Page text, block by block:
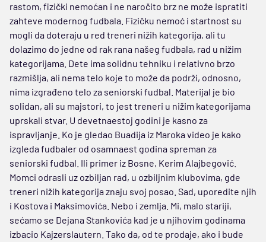
rastom, fizički nemoćan i ne naročito brz ne može ispratiti
zahteve modernog fudbala. Fizičku nemoć i startnost su
mogli da doteraju u red treneri nižih kategorija, ali tu
dolazimo do jedne od rak rana našeg fudbala, rad u nižim
kategorijama. Dete ima solidnu tehniku i relativno brzo
razmišlja, ali nema telo koje to može da podrži, odnosno,
nima izgrađeno telo za seniorski fudbal. Materijal je bio
solidan, ali su majstori, to jest treneri u nižim kategorijama
uprskali stvar. U devetnaestoj godini je kasno za
ispravljanje. Ko je gledao Buadija iz Maroka video je kako
izgleda fudbaler od osamnaest godina spreman za
seniorski fudbal. Ili primer iz Bosne, Kerim Alajbegović.
Momci odrasli uz ozbiljan rad, u ozbiljnim klubovima, gde
treneri nižih kategorija znaju svoj posao. Sad, uporedite njih
i Kostova i Maksimovića. Nebo i zemlja. Mi, malo stariji,
sećamo se Dejana Stankovića kad je u njihovim godinama
izbacio Kajzerslautern. Tako da, od te prodaje, ako i bude